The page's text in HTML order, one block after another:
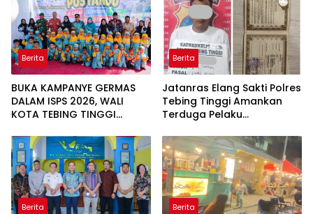
Berita
BUKA KAMPANYE GERMAS
DALAM ISPS 2026, WALI
KOTA TEBING TINGGI
STUNTING
Berita
Jatanras Elang Sakti Polres
Tebing Tinggi Amankan
Terduga Pelaku
Motor
Berita Berita